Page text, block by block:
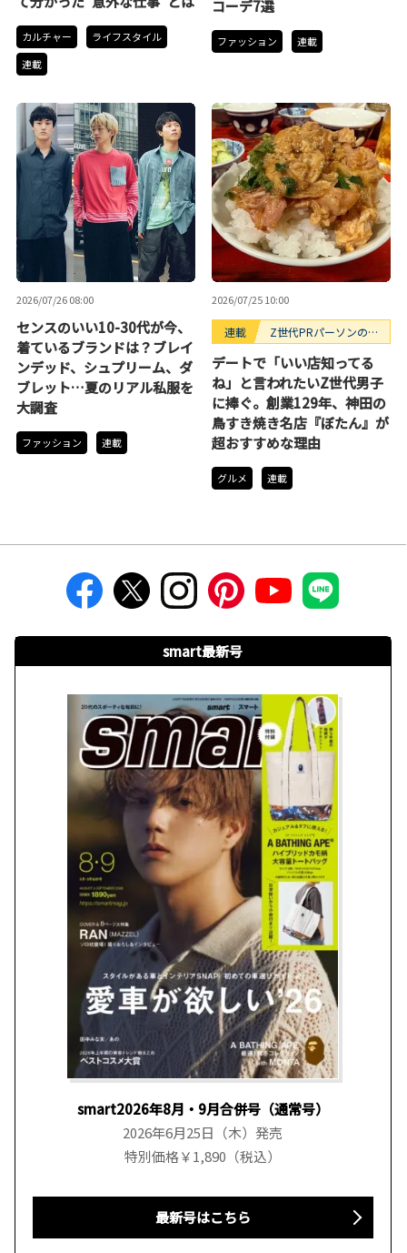
カルチャー
ライフスタイル
連載
コーデ7選
ファッション 連載
2026/07/26 08:00
センスのいい10-30代が今、
着ているブランドは？ブレイ
ンデッド、シュプリーム、ダ
ブレット…夏のリアル私服を
大調査
ファッション 連載
2026/07/25 10:00
連載
Z世代PRパーソンのキ
デートで「いい店知ってる
ね」と言われたいZ世代男子
に捧ぐ。創業129年、神田の
鳥すき焼き名店『ぼたん』が
超おすすめな理由
グルメ 連載
smart最新号
smart2026年8月・9月合併号（通常号）
2026年6月25日（木）発売
特別価格￥1,890（税込）
最新号はこちら